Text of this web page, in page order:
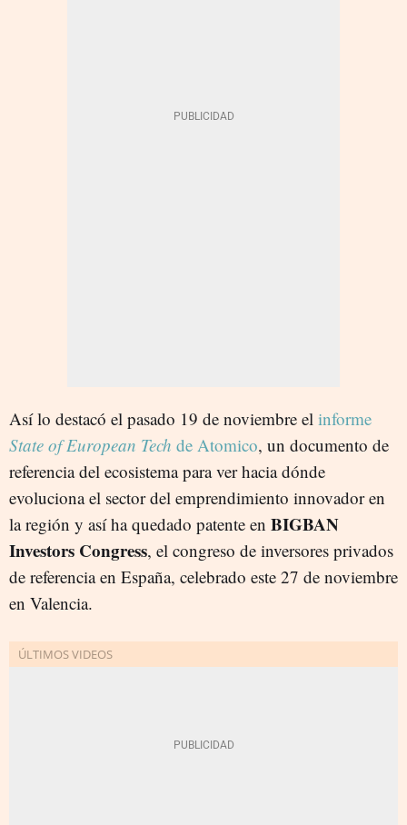
Así lo destacó el pasado 19 de noviembre el informe
State of European Tech de Atomico, un documento de
referencia del ecosistema para ver hacia dónde
evoluciona el sector del emprendimiento innovador en
la región y así ha quedado patente en BIGBAN
Investors Congress, el congreso de inversores privados
de referencia en España, celebrado este 27 de noviembre
en Valencia.